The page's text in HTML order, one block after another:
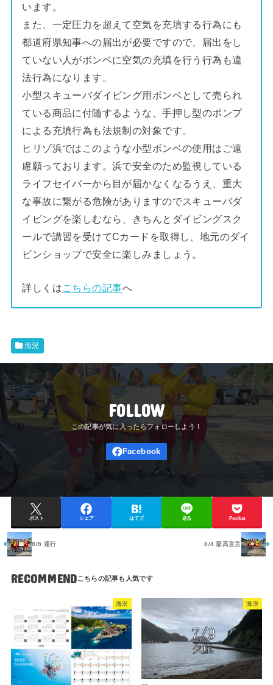
います。
また、一定圧力を超えて空気を充填する行為にも
都道府県知事への届出が必要ですので、届出をし
ていない人がボンベに空気の充填を行う行為も違
法行為になります。
小型スキューバダイビング用ボンベとして売られ
ている商品に付随するような、手押し型のポンプ
による充填行為も法規制の対象です。
ヒリゾ浜ではこのような小型ボンベの使用はご遠
慮願っております。浜で安全のため監視している
ライフセイバーから目が届かなくなるうえ、重大
な事故に繋がる危険がありますのでスキューバダ
イビングを楽しむなら、きちんとダイビングスク
ールで講習を受けてCカードを取得し、地元のダイ
ビンショップで安全に楽しみましょう。
詳しくはこちらの記事へ
海況
FOLLOW
ポスト シェア はてブ 送る Pocket
8/6 運行 8/4 最高宣言
RECOMMEND
海況 海況